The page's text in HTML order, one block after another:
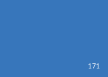
171